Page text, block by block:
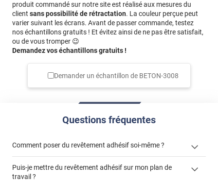
produit commandé sur notre site est réalisé aux mesures du
client sans possibilité de rétractation. La couleur perçue peut
varier suivant les écrans. Avant de passer commande, testez
nos échantillons gratuits ! Et évitez ainsi de ne pas être satisfait,
ou de vous tromper 😉
Demandez vos échantillons gratuits !
Demander un échantillon de BETON-3008
Questions fréquentes
Comment poser du revêtement adhésif soi-même ?
« Comment poser un revêtement adhésif ? »
Puis-je mettre du revêtement adhésif sur mon plan de
travail ?